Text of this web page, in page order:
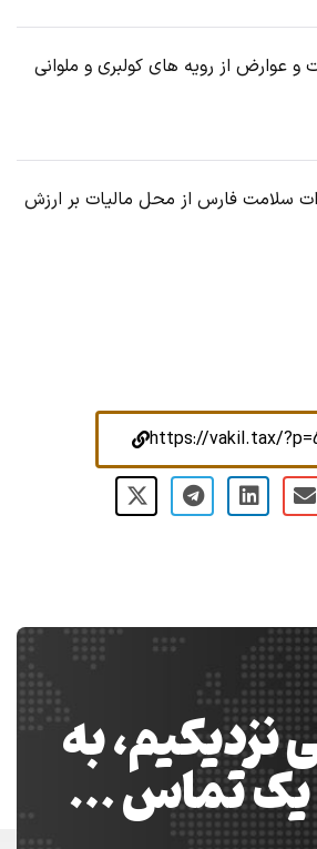
و عوارض از رویه های کولبری و ملوانی
سلامت فارس از محل مالیات بر ارزش
https://vakil.tax/
نزدیکیم، به
یک تماس …